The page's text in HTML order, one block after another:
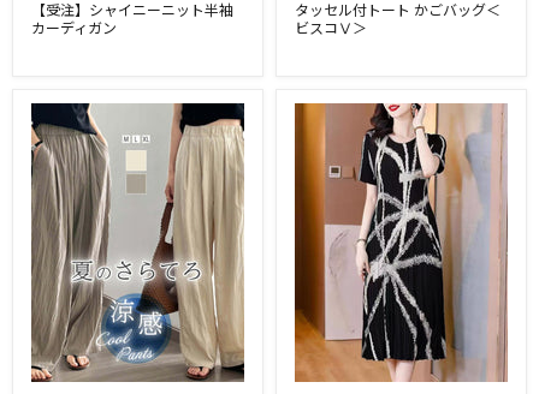
【受注】シャイニーニット半袖
カーディガン
タッセル付トート かごバッグ＜
ビスコⅤ＞